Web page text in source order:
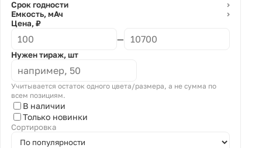
Срок годности ⌄
Емкость, мАч ⌄
Цена, ₽
—
Нужен тираж, шт
Учитывается остаток одного цвета/размера, а не сумма по
всем позициям.
В наличии
Только новинки
Сортировка